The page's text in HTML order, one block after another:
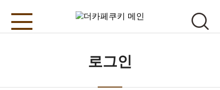
로그인